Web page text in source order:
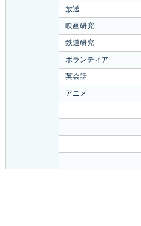
放送
映画研究
鉄道研究
ボランティア
英会話
アニメ